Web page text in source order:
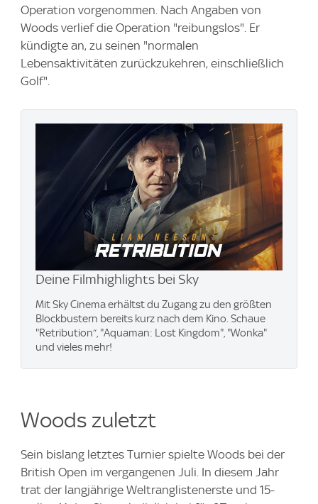
Operation vorgenommen. Nach Angaben von
Woods verlief die Operation "reibungslos". Er
kündigte an, zu seinen "normalen
Lebensaktivitäten zurückzukehren, einschließlich
Golf".
Deine Filmhighlights bei Sky
Mit Sky Cinema erhältst du Zugang zu den größten
Blockbustern bereits kurz nach dem Kino. Schaue
"Retribution“, "Aquaman: Lost Kingdom", "Wonka"
und vieles mehr!
Woods zuletzt
Sein bislang letztes Turnier spielte Woods bei der
British Open im vergangenen Juli. In diesem Jahr
trat der langjährige Weltranglistenerste und 15-